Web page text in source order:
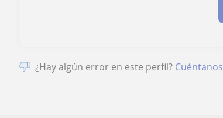
¿Hay algún error en este perfil? Cuéntanos